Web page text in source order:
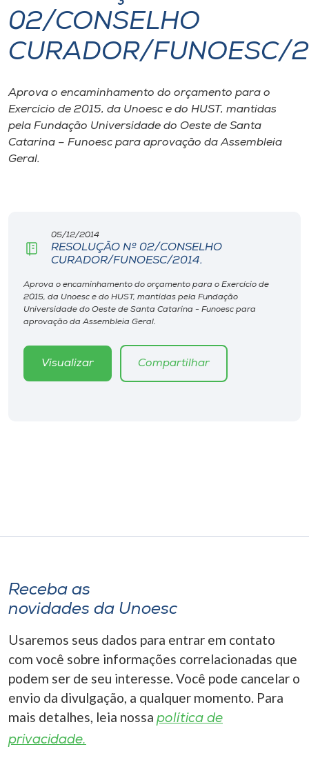
I.nova
Cultura
CPA
Editora
Museu
Unoesc
Store
02/CONSELHO
CURADOR/FUNOESC/
Aprova o encaminhamento do orçamento para o
Exercício de 2015, da Unoesc e do HUST, mantidas
pela Fundação Universidade do Oeste de Santa
Catarina – Funoesc para aprovação da Assembleia
Geral.
05/12/2014
RESOLUÇÃO Nº 02/CONSELHO
CURADOR/FUNOESC/2014.
Aprova o encaminhamento do orçamento para o Exercício de
2015, da Unoesc e do HUST, mantidas pela Fundação
Universidade do Oeste de Santa Catarina - Funoesc para
aprovação da Assembleia Geral.
Visualizar Compartilhar
Receba as
novidades da Unoesc
Usaremos seus dados para entrar em contato
com você sobre informações correlacionadas que
podem ser de seu interesse. Você pode cancelar o
envio da divulgação, a qualquer momento. Para
mais detalhes, leia nossa política de
privacidade.